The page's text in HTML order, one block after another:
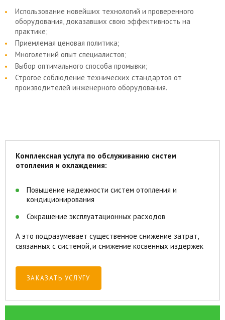
Использование новейших технологий и проверенного
оборудования, доказавших свою эффективность на
практике;
Приемлемая ценовая политика;
Многолетний опыт специалистов;
Выбор оптимального способа промывки;
Строгое соблюдение технических стандартов от
производителей инженерного оборудования.
Комплексная услуга по обслуживанию систем
отопления и охлаждения:
Повышение надежности систем отопления и
кондиционирования
Сокращение эксплуатационных расходов
А это подразумевает существенное снижение затрат,
связанных с системой, и снижение косвенных издержек
ЗАКАЗАТЬ УСЛУГУ